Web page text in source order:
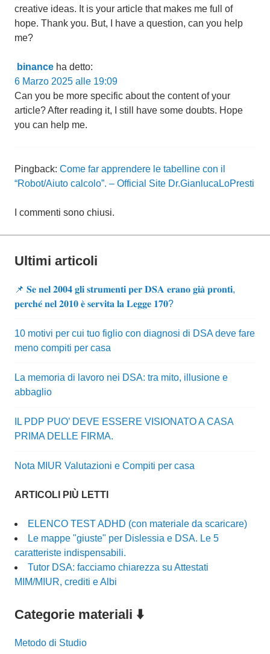
creative ideas. It is your article that makes me full of
hope. Thank you. But, I have a question, can you help
me?
binance ha detto:
6 Marzo 2025 alle 19:09
Can you be more specific about the content of your
article? After reading it, I still have some doubts. Hope
you can help me.
Pingback: Come far apprendere le tabelline con il
“Robot/Aiuto calcolo”. – Official Site Dr.GianlucaLoPresti
I commenti sono chiusi.
Ultimi articoli
📌 𝐒𝐞 𝐧𝐞𝐥 𝟐𝟎𝟎𝟒 𝐠𝐥𝐢 𝐬𝐭𝐫𝐮𝐦𝐞𝐧𝐭𝐢 𝐩𝐞𝐫 𝐃𝐒𝐀 𝐞𝐫𝐚𝐧𝐨 𝐠𝐢𝐚̀ 𝐩𝐫𝐨𝐧𝐭𝐢,
𝐩𝐞𝐫𝐜𝐡𝐞́ 𝐧𝐞𝐥 𝟐𝟎𝟏𝟎 𝐞̀ 𝐬𝐞𝐫𝐯𝐢𝐭𝐚 𝐥𝐚 𝐋𝐞𝐠𝐠𝐞 𝟏𝟕𝟎?
10 motivi per cui tuo figlio con diagnosi di DSA deve fare
meno compiti per casa
La memoria di lavoro nei DSA: tra mito, illusione e
abbaglio
IL PDP PUO’ DEVE ESSERE VISIONATO A CASA
PRIMA DELLE FIRMA.
Nota MIUR Valutazioni e Compiti per casa
ARTICOLI PIÙ LETTI
ELENCO TEST ADHD (con materiale da scaricare)
Le mappe "giuste" per Dislessia e DSA. Le 5
caratteriste indispensabili.
Tutor DSA: facciamo chiarezza su Attestati
MIM/MIUR, crediti e Albi
Categorie materiali ⬇️
Metodo di Studio